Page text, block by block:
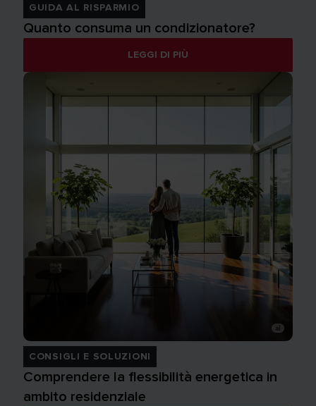
GUIDA AL RISPARMIO
Quanto consuma un condizionatore?
LEGGI DI PIÙ
CONSIGLI E SOLUZIONI
Comprendere la flessibilità energetica in
ambito residenziale